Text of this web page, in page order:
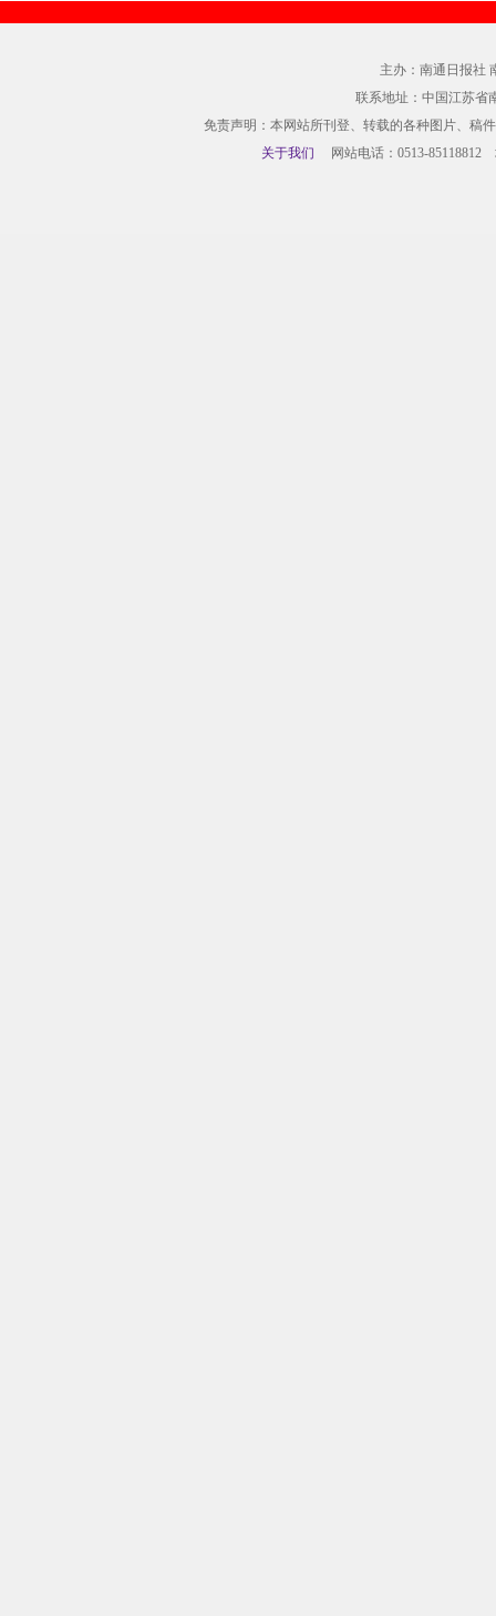
主办：南通日报社
联系地址：中国江苏省
免责声明：本网站所刊登、转载的各种图片、稿
关于我们 网站电话：0513-85118812